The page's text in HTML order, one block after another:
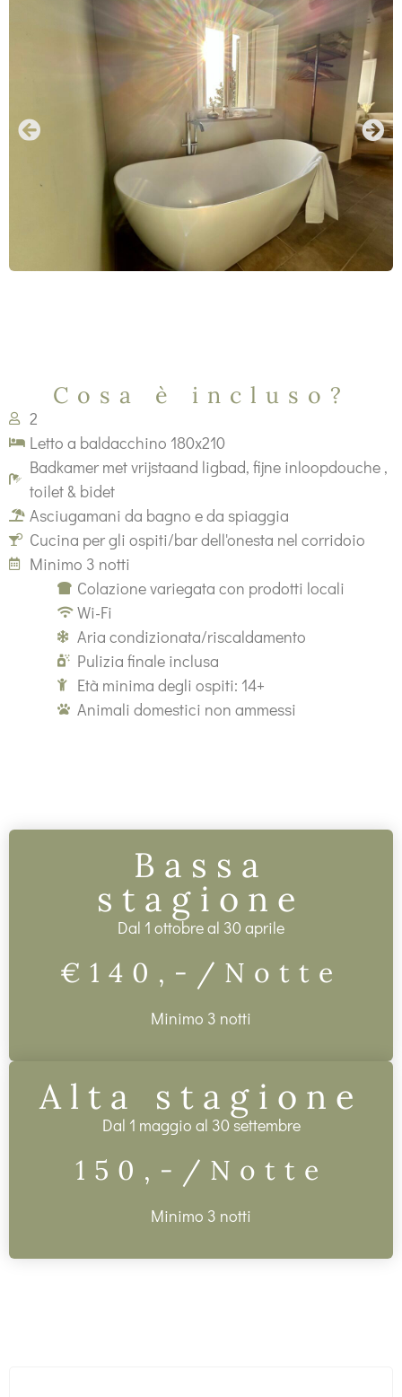
Cosa è incluso?
2
Letto a baldacchino 180x210
Badkamer met vrijstaand ligbad, fijne inloopdouche ,
toilet & bidet
Asciugamani da bagno e da spiaggia
Cucina per gli ospiti/bar dell'onesta nel corridoio
Minimo 3 notti
Colazione variegata con prodotti locali
Wi-Fi
Aria condizionata/riscaldamento
Pulizia finale inclusa
Età minima degli ospiti: 14+
Animali domestici non ammessi
Bassa
stagione
Dal 1 ottobre al 30 aprile
€140,- /Notte
Minimo 3 notti
Alta stagione
Dal 1 maggio al 30 settembre
150,- /Notte
Minimo 3 notti